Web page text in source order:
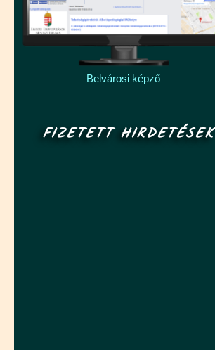
Belvárosi képző
FIZETETT HIRDETÉSEK